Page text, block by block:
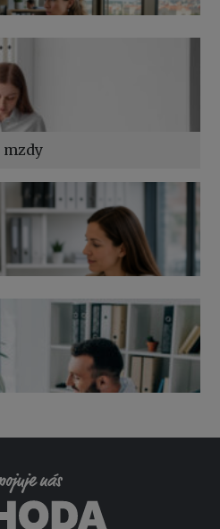
mzdy
straně zaměstnavatele
2026 – průvodce pro